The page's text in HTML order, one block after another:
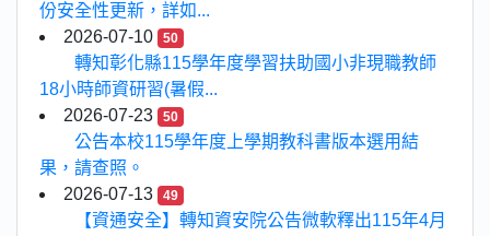
份安全性更新，詳如...
2026-07-10
50
轉知彰化縣115學年度學習扶助國小非現職教師
18小時師資研習(暑假...
2026-07-23
50
公告本校115學年度上學期教科書版本選用結
果，請查照。
2026-07-13
49
【資通安全】轉知資安院公告微軟釋出115年4月